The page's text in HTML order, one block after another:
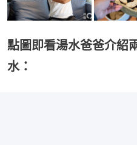
點圖即看湯水爸爸介紹
水：